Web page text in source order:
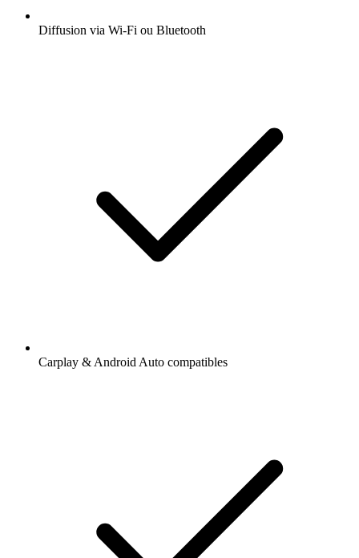
Diffusion via Wi-Fi ou Bluetooth
Carplay & Android Auto compatibles